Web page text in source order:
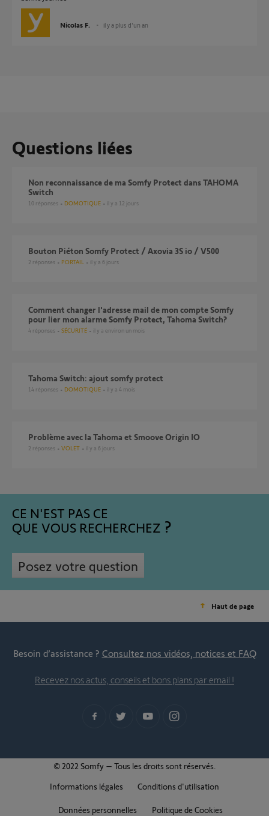
Nicolas F. il y a plus d'un an
Questions liées
Non reconnaissance de ma Somfy Protect dans TAHOMA
Switch
10 réponses DOMOTIQUE il y a 12 jours
Bouton Piéton Somfy Protect / Axovia 3S io / V500
2 réponses PORTAIL il y a 6 jours
Comment changer l'adresse mail de mon compte Somfy
pour lier mon alarme Somfy Protect, Tahoma Switch?
4 réponses SÉCURITÉ il y a environ un mois
Tahoma Switch: ajout somfy protect
14 réponses DOMOTIQUE il y a 4 mois
Problème avec la Tahoma et Smoove Origin IO
2 réponses VOLET il y a 6 jours
CE N'EST PAS CE
QUE VOUS RECHERCHEZ
Posez votre question
Haut de page
Besoin d’assistance ? Consultez nos vidéos, notices et FAQ
Recevez nos actus, conseils et bons plans par email !
© 2022 Somfy – Tous les droits sont réservés.
Informations légales
Conditions d'utilisation
Données personnelles Politique de Cookies